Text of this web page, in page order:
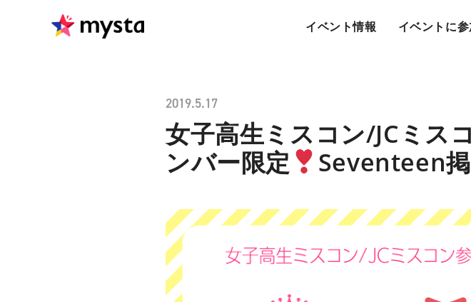
イベント情報 イベントに
2019.5.17
女子高生ミスコン/JCミス
ンバー限定
Seventeen